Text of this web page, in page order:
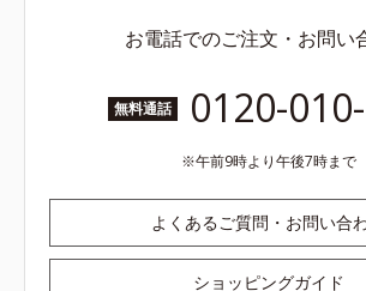
お電話でのご注文・お問い
無料通話 0120-
午前9時より午後7時まで
よくあるご質問・お問い合
ショッピングガイド